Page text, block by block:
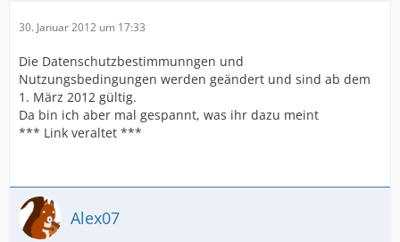
30. Januar 2012 um 17:33
Die Datenschutzbestimmunngen und
Nutzungsbedingungen werden geändert und sind ab dem
1. März 2012 gültig.
Da bin ich aber mal gespannt, was ihr dazu meint
*** Link veraltet ***
Alex07